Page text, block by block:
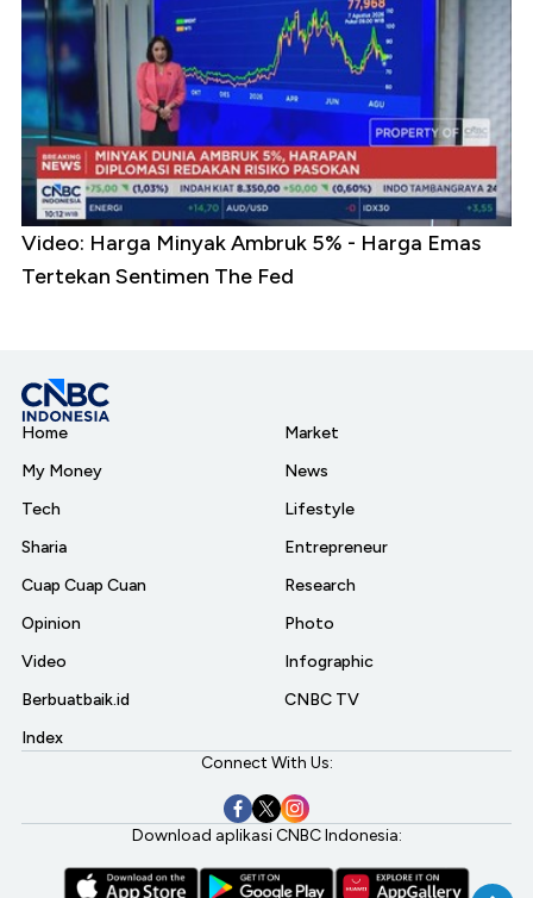
Video: Harga Minyak Ambruk 5% - Harga Emas
Tertekan Sentimen The Fed
Home
My Money
Tech
Sharia
Cuap Cuap Cuan
Opinion
Video
Berbuatbaik.id
Index
Market
News
Lifestyle
Entrepreneur
Research
Photo
Infographic
CNBC TV
Connect With Us:
Download aplikasi CNBC Indonesia: